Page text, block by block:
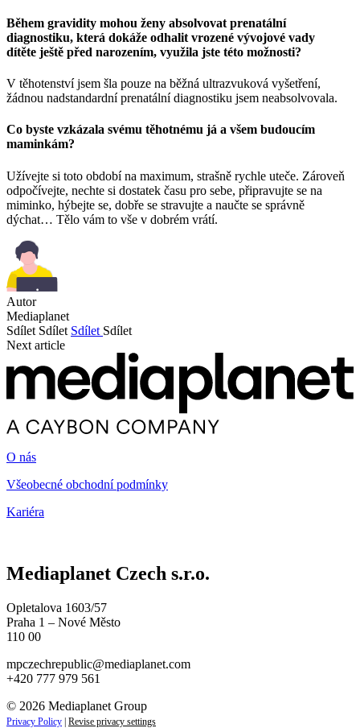
Během gravidity mohou ženy absolvovat prenatální
diagnostiku, která dokáže odhalit vrozené vývojové vady
dítěte ještě před narozením, využila jste této možnosti?
V těhotenství jsem šla pouze na běžná ultrazvuková vyšetření,
žádnou nadstandardní prenatální diagnostiku jsem neabsolvovala.
Co byste vzkázala svému těhotnému já a všem budoucím
maminkám?
Užívejte si toto období na maximum, strašně rychle uteče. Zároveň
odpočívejte, nechte si dostatek času pro sebe, připravujte se na
miminko, hýbejte se, dobře se stravujte a naučte se správně
dýchat… Tělo vám to vše v dobrém vrátí.
Autor
Mediaplanet
Sdílet Sdílet Sdílet Sdílet
Next article
O nás
Všeobecné obchodní podmínky
Kariéra
Mediaplanet Czech s.r.o.
Opletalova 1603/57
Praha 1 – Nové Město
110 00
mpczechrepublic@mediaplanet.com
+420 777 979 561
© 2026 Mediaplanet Group
Privacy Policy | Revise privacy settings